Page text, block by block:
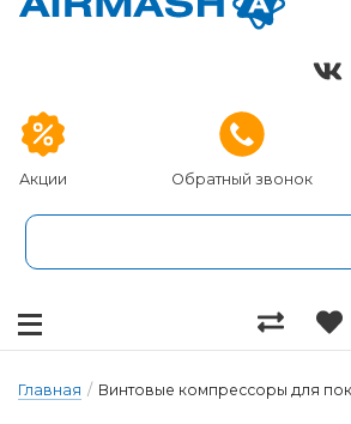
Акции Обратный звонок
Главная / Винтовые компрессоры для